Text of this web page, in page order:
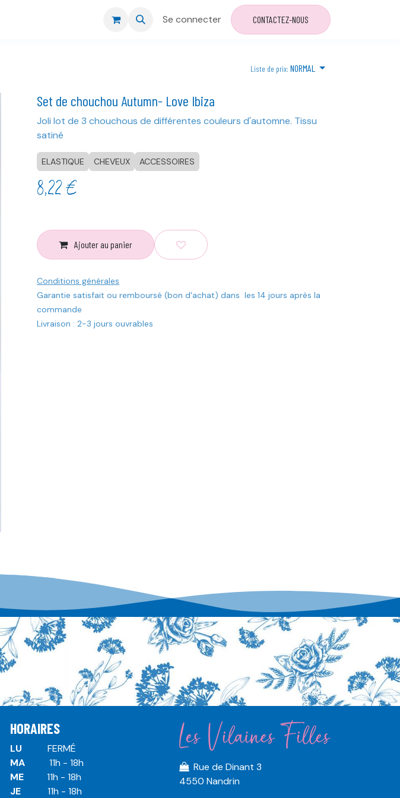
Livraison et retour Se connecter CONTACTEZ-NOUS
Liste de prix: NORMAL
Set de chouchou Autumn- Love Ibiza
Joli lot de 3 chouchous de différentes couleurs d'automne. Tissu
satiné
ELASTIQUE CHEVEUX ACCESSOIRES
8,22€
Ajouter au panier
Conditions générales
Garantie satisfait ou remboursé (bon d'achat) dans les 14 jours après la
commande
Livraison : 2-3 jours ouvrables
HORAIRES
LU
​ ​FERMÉ
MA
​11h - 18h
ME
​11h - 18h
JE
​​11h - 18h
Rue de Dinant 3
4550 Nandrin